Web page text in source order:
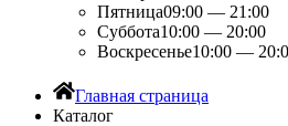
Пятница09:00 — 21:00
Суббота10:00 — 20:00
Воскресенье10:00 —
Главная страница
Каталог